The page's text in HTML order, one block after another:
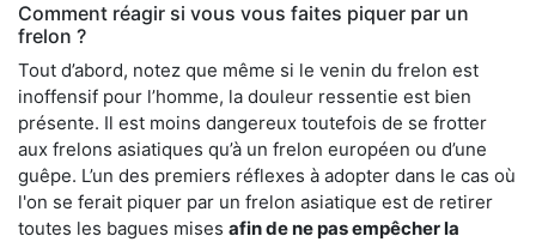
Comment réagir si vous vous faites piquer par un
frelon ?
Tout d’abord, notez que même si le venin du frelon est
inoffensif pour l’homme, la douleur ressentie est bien
présente. Il est moins dangereux toutefois de se frotter
aux frelons asiatiques qu’à un frelon européen ou d’une
guêpe. L’un des premiers réflexes à adopter dans le cas où
l'on se ferait piquer par un frelon asiatique est de retirer
toutes les bagues mises afin de ne pas empêcher la